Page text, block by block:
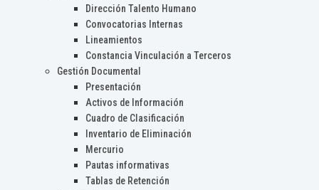
Dirección Talento Humano
Convocatorias Internas
Lineamientos
Constancia Vinculación a Terceros
Gestión Documental
Presentación
Activos de Información
Cuadro de Clasificación
Inventario de Eliminación
Mercurio
Pautas informativas
Tablas de Retención